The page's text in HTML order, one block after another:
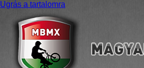
Ugrás a tartalomra